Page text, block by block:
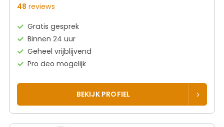
48 reviews
Gratis gesprek
Binnen 24 uur
Geheel vrijblijvend
Pro deo mogelijk
BEKIJK PROFIEL